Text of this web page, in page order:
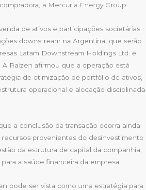
a Mercuria Energy Group.
de ativos e participações societárias
downstream na Argentina, que serão
Latam Downstream Holdings Ltd. e
A Raízen afirmou que a operação está
de otimização de portfólio de ativos,
operacional e alocação disciplinada
a conclusão da transação ocorra ainda
recursos provenientes do desinvestimento
da estrutura de capital da companhia,
a saúde financeira da empresa.
pode ser vista como uma estratégia para